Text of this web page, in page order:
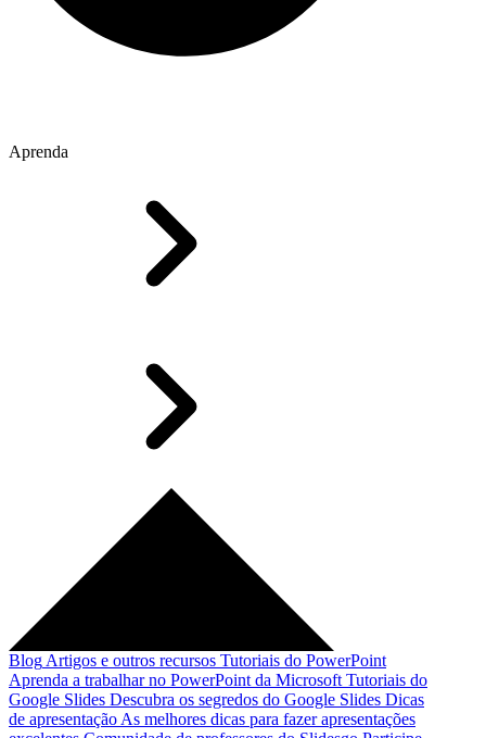
Aprenda
Blog Artigos e outros recursos Tutoriais do PowerPoint
Aprenda a trabalhar no PowerPoint da Microsoft Tutoriais do
Google Slides Descubra os segredos do Google Slides Dicas
de apresentação As melhores dicas para fazer apresentações